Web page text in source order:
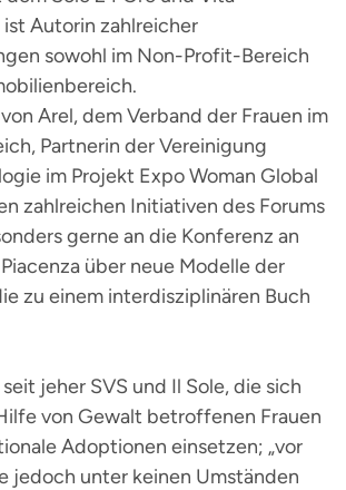
Autorin zahlreicher
sowohl im Non-Profit-Bereich
Arel, dem Verband der Frauen im
Partnerin der Vereinigung
im Projekt Expo Woman Global
zahlreichen Initiativen des Forums
gerne an die Konferenz an
über neue Modelle der
zu einem interdisziplinären Buch
jeher SVS und Il Sole, die sich
von Gewalt betroffenen Frauen
Adoptionen einsetzen; „vor
jedoch unter keinen Umständen